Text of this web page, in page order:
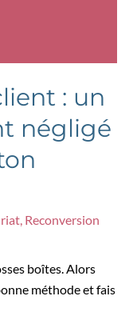
: un
négligé
, Reconversion
boîtes. Alors
méthode et fais